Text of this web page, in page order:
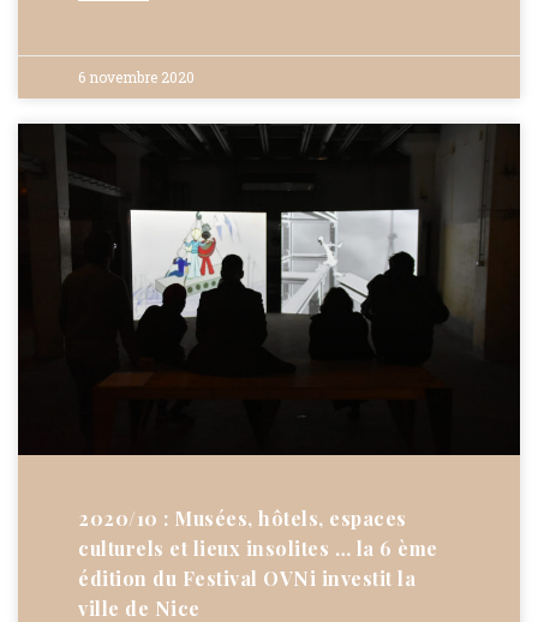
6 novembre 2020
2020/10 : Musées, hôtels, espaces
culturels et lieux insolites … la 6 ème
édition du Festival OVNi investit la
ville de Nice